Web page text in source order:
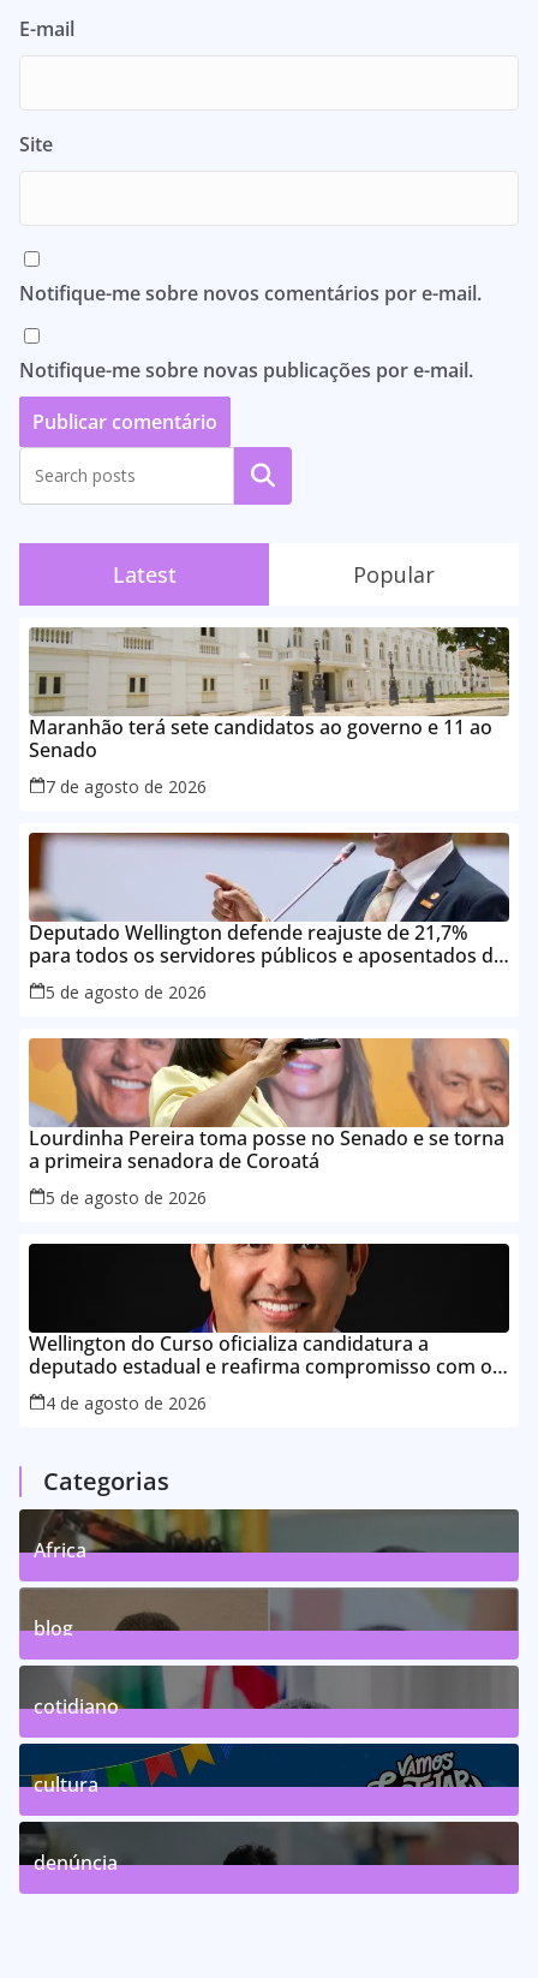
E-mail
Site
Notifique-me sobre novos comentários por e-mail.
Notifique-me sobre novas publicações por e-mail.
Pesquisar
Latest Popular
Maranhão terá sete candidatos ao governo e 11 ao
Senado
7 de agosto de 2026
Deputado Wellington defende reajuste de 21,7%
para todos os servidores públicos e aposentados do
Maranhão
5 de agosto de 2026
Lourdinha Pereira toma posse no Senado e se torna
a primeira senadora de Coroatá
5 de agosto de 2026
Wellington do Curso oficializa candidatura a
deputado estadual e reafirma compromisso com o
povo do Maranhão
4 de agosto de 2026
Categorias
Africa
0Posts
blog
75Posts
cotidiano
46Posts
cultura
63Posts
denúncia